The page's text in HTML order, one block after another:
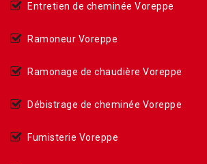
Entretien de cheminée Voreppe
Ramoneur Voreppe
Ramonage de chaudière Voreppe
Débistrage de cheminée Voreppe
Fumisterie Voreppe